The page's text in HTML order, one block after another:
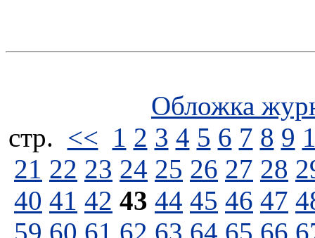
Обложка
стp. << 1 2 3 4 5 6 7 8 9
21 22 23 24 25 26 27 28
40 41 42 43 44 45 46 47